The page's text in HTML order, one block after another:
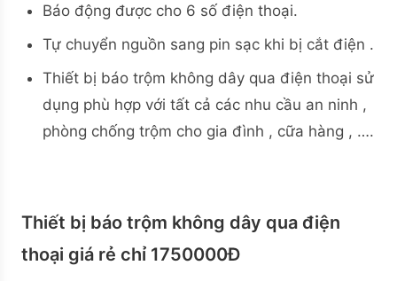
Báo động được cho 6 số điện thoại.
Tự chuyển nguồn sang pin sạc khi bị cắt điện .
Thiết bị báo trộm không dây qua điện thoại sử
dụng phù hợp với tất cả các nhu cầu an ninh ,
phòng chống trộm cho gia đình , cữa hàng , ….
Thiết bị báo trộm không dây qua điện
thoại giá rẻ chỉ 1750000Đ